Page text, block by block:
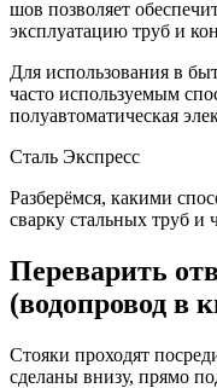
шов позволяет
эксплуатацию труб и
Для использования в
часто используемым
полуавтоматическая
Сталь Экспресс
Разберёмся, какими
сварку стальных труб и
Переварить
(водопровод в
Стояки проходят
сделаны внизу, прямо